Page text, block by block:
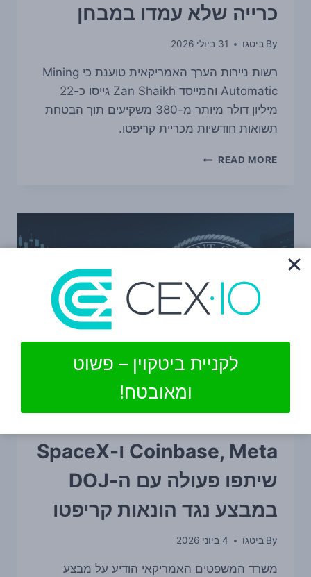
כרייה שלא עמדו במבחן
By ביטגו 31 ביולי 2026
רשות ניירות הערך האמריקאית טוענת כי Mining
Automatic והמייסד Zan Shaikh גייסו כ-22
מיליון דולר מיותר מ-380 משקיעים תוך הבטחת
תשואות חודשיות מכריית קריפטו.
READ MORE
MINING
22
גויסו
לכאורה
בהבטחות
עמדו
Coinbase, Meta ו-SpaceX
שיתפו פעולה עם ה-DOJ
במבצע נגד הונאות קריפטו
By ביטגו 4 ביוני 2026
משרד המשפטים האמריקאי הודיע על מבצע
לקניית ביטקוין – פשוט
ומאובטח!